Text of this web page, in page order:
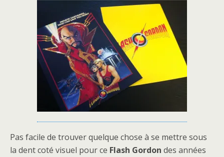
Pas facile de trouver quelque chose à se mettre sous
la dent coté visuel pour ce Flash Gordon des années